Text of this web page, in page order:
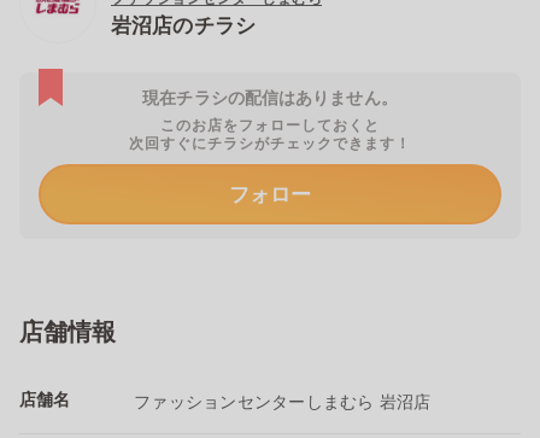
岩沼店のチラシ
現在チラシの配信はありません。
このお店をフォローしておくと
次回すぐにチラシがチェックできます！
フォロー
店舗情報
店舗名 ファッションセンターしまむら 岩沼店